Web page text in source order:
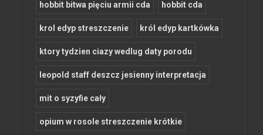
hobbit bitwa pięciu armii cda hobbit cda
krol edyp streszczenie król edyp kartkówka
ktory tydzien ciazy wedlug daty porodu
leopold staff deszcz jesienny interpretacja
mit o syzyfie cały
opium w rosole streszczenie krótkie